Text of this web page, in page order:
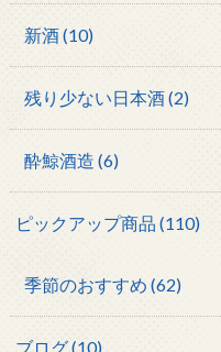
新酒(10)
残り少ない日本酒(2)
酔鯨酒造 (6)
ピックアップ商品 (110)
季節のおすすめ (62)
ブログ(10)